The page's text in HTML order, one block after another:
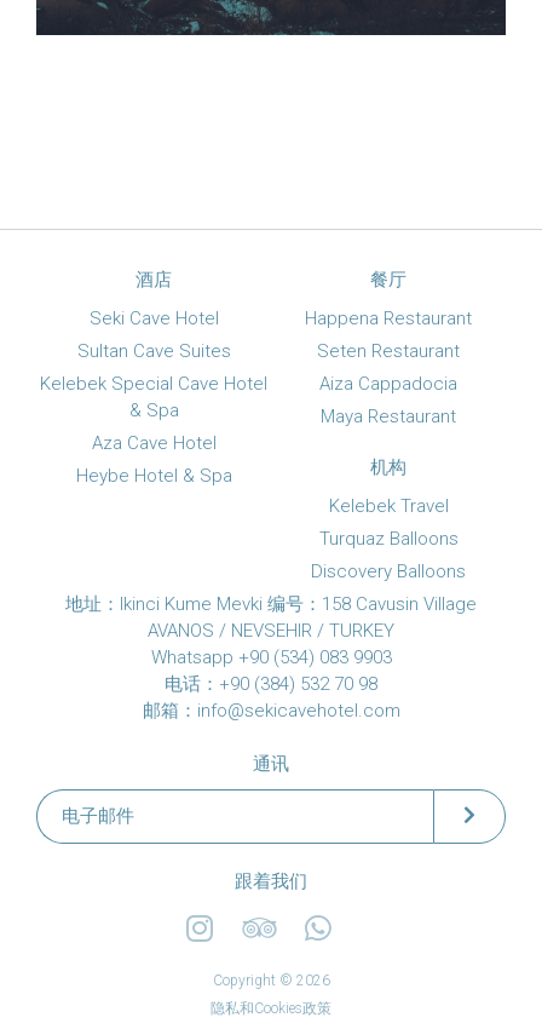
酒店
Seki Cave Hotel
Sultan Cave Suites
Kelebek Special Cave Hotel
& Spa
Aza Cave Hotel
Heybe Hotel & Spa
餐厅
Happena Restaurant
Seten Restaurant
Aiza Cappadocia
Maya Restaurant
机构
Kelebek Travel
Turquaz Balloons
Discovery Balloons
地址：Ikinci Kume Mevki 编号：158 Cavusin Village
AVANOS / NEVSEHIR / TURKEY
Whatsapp +90 (534) 083 9903
电话：+90 (384) 532 70 98
邮箱： info@sekicavehotel.com
通讯
跟着我们
Copyright © 2026
隐私和Cookies政策